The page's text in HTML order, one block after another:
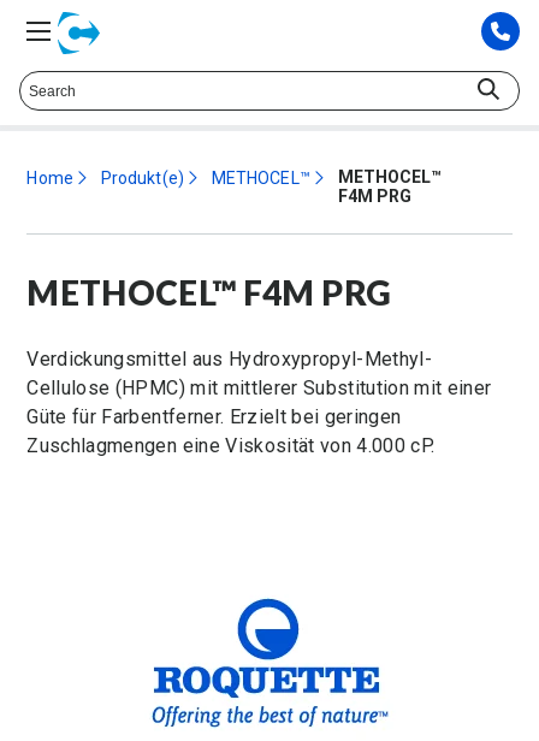
Sprechen Sie mit einem technischen Berater. at
425.372.9573
Home Produkt(e) METHOCEL™
METHOCEL™
F4M PRG
METHOCEL™ F4M PRG
Verdickungsmittel aus Hydroxypropyl-Methyl-
Cellulose (HPMC) mit mittlerer Substitution mit einer
Güte für Farbentferner. Erzielt bei geringen
Zuschlagmengen eine Viskosität von 4.000 cP.